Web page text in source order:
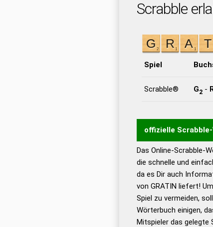
Scrabble
Spiel
Scrabble® G2-
offizielle
Wortwurzel liefert
Wortanalyse-
Wortbedeutung,
Gültigkeit eines
bestimmen!
Wörterbücher sind:
Das Online-Scrabble-
die schnelle und
da es Dir auch
von GRATIN liefert!
Spiel zu vermeiden,
Wörterbuch einigen,
Mitspieler das gelegte